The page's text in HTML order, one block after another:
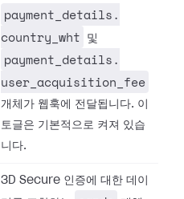
payment_details.​
country_wht
및
payment_details.​
user_acquisition_fee
개체가 웹훅에 전달됩니다. 이
토글은 기본적으로 켜져 있습
니다.
3D Secure 인증에 대한 데이